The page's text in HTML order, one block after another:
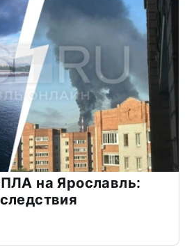
на Ярославль: